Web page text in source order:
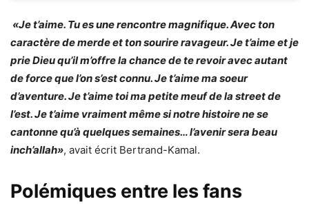
«Je t’aime. Tu es une rencontre magnifique. Avec ton
caractère de merde et ton sourire ravageur. Je t’aime et je
prie Dieu qu’il m’offre la chance de te revoir avec autant
de force que l’on s’est connu. Je t’aime ma soeur
d’aventure. Je t’aime toi ma petite meuf de la street de
l’est. Je t’aime vraiment même si notre histoire ne se
cantonne qu’à quelques semaines… l’avenir sera beau
inch’allah», avait écrit Bertrand-Kamal.
Polémiques entre les fans